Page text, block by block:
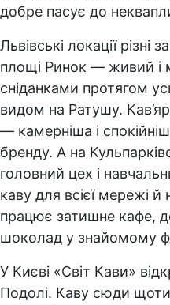
добре пасує до
Львівські локації різні
площі Ринок — живий і
сніданками протягом
видом на Ратушу.
— камерніша і
бренду. А на
головний цех і
каву для всієї мережі
працює затишне кафе,
шоколад у знайомому
У Києві «Світ Кави»
Подолі. Каву сюди